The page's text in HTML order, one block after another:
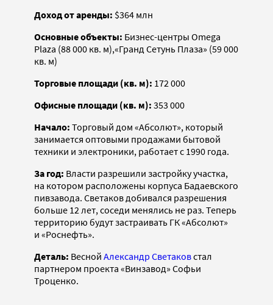
Доход от аренды: $364 млн
Основные объекты: Бизнес-центры Omega
Plaza (88 000 кв. м),«Гранд Сетунь Плаза» (59 000
кв. м)
Торговые площади (кв. м): 172 000
Офисные площади (кв. м): 353 000
Начало: Торговый дом «Абсолют», который
занимается оптовыми продажами бытовой
техники и электроники, работает с 1990 года.
За год: Власти разрешили застройку участка,
на котором расположены корпуса Бадаевского
пивзавода. Светаков добивался разрешения
больше 12 лет, соседи менялись не раз. Теперь
территорию будут застраивать ГК «Абсолют»
и «Роснефть».
Деталь: Весной Александр Светаковстал
партнером проекта «Винзавод» Софьи
Троценко.